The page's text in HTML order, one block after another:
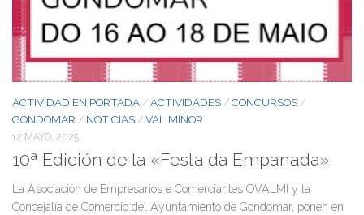
ACTIVIDAD EN PORTADA / ACTIVIDADES / CONCURSOS /
GONDOMAR / NOTICIAS / VAL MIÑOR
12 MAYO, 2025
10ª Edición de la «Festa da Empanada».
La Asociación de Empresarios e Comerciantes OVALMI y la
Concejalía de Comercio del Ayuntamiento de Gondomar, ponen en